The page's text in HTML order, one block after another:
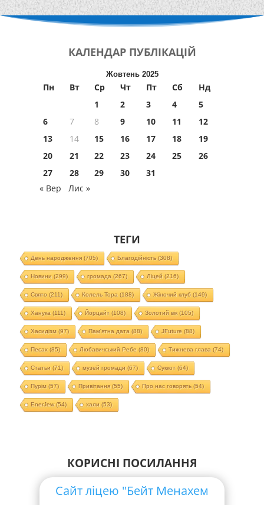
КАЛЕНДАР ПУБЛІКАЦІЙ
Жовтень 2025
Пн Вт Ср Чт Пт Сб
Нд
1
2 3 4
5
6
7 8 9 10 11
12
13
14 15 16 17 18
19
20
21 22 23 24 25
26
27
28 29 30
31
« Вер
Лис »
ТЕГИ
День народження(705) Благодійність(308)
Новини (299) громада (267) Ліцей (216)
Свято (211) Колель Тора (188) Жіночий клуб (149)
Ханука (111) Йорцайт (108) Золотий вік(105)
Хасидізм (97) Пам'ятна дата (88) JFuture (88)
Песах(85) Любавичський Ребе (80) Тижнева глава (74)
Статьи (71) музей громади (67) Суккот (64)
Пурім (57) Привітання(55) Про нас говорять(54)
EnerJew(54) хали (53)
КОРИСНІ ПОСИЛАННЯ
Сайт ліцею "Бейт Менахем